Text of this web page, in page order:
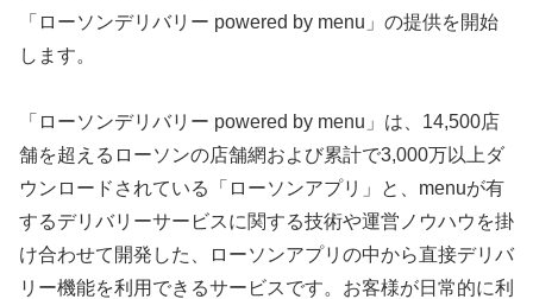
「ローソンデリバリー powered by menu」の提供を開始
します。
「ローソンデリバリー powered by menu」は、14,500店
舗を超えるローソンの店舗網および累計で3,000万以上ダ
ウンロードされている「ローソンアプリ」と、menuが有
するデリバリーサービスに関する技術や運営ノウハウを掛
け合わせて開発した、ローソンアプリの中から直接デリバ
リー機能を利用できるサービスです。お客様が日常的に利